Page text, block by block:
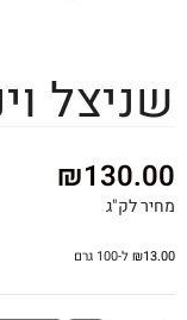
שניצל
₪130.00
מחיר לק"ג
₪13.00 ל-100 גרם